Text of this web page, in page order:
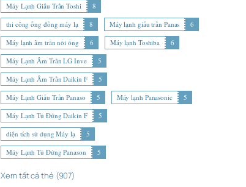
Máy Lạnh Giấu Trần Toshi
8
thi công ống đồng máy lạ
8 Máy lạnh giấu trần Panas
6
Máy lạnh âm trần nối ống
6 Máy lạnh Toshiba
6
Máy Lạnh Âm Trần LG Inve
5
Máy Lạnh Âm Trần Daikin F
5
Máy Lạnh Giấu Trần Panaso
5 Máy lạnh Panasonic
5
Máy Lạnh Tủ Đứng Daikin F
5
diện tích sử dụng Máy lạ
5
Máy Lạnh Tủ Đứng Panason
5
Xem tất cả thẻ (907)